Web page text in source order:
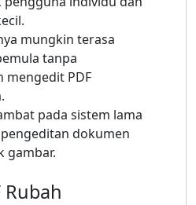
mungkin terasa
tanpa
mengedit PDF
pada sistem lama
dokumen
gambar.
Rubah